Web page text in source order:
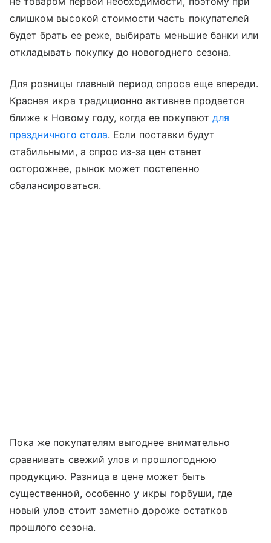
слишком высокой стоимости часть покупателей
будет брать ее реже, выбирать меньшие банки или
откладывать покупку до новогоднего сезона.
Для розницы главный период спроса еще впереди.
Красная икра традиционно активнее продается
ближе к Новому году, когда ее покупают для
праздничного стола. Если поставки будут
стабильными, а спрос из-за цен станет
осторожнее, рынок может постепенно
сбалансироваться.
Пока же покупателям выгоднее внимательно
сравнивать свежий улов и прошлогоднюю
продукцию. Разница в цене может быть
существенной, особенно у икры горбуши, где
новый улов стоит заметно дороже остатков
прошлого сезона.